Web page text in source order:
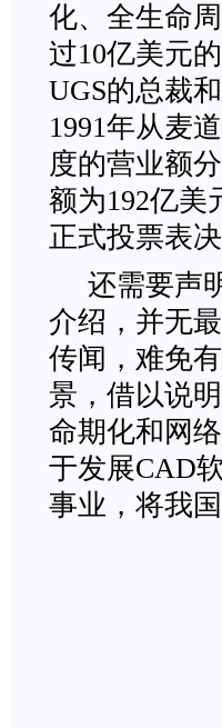
化、全生命
过10亿美元
UGS的总裁
1991年从麦
度的营业额
额为192亿美
正式投票表
还需要声
介绍，并无
传闻，难免
景，借以说
命期化和网
于发展CAD
事业，将我